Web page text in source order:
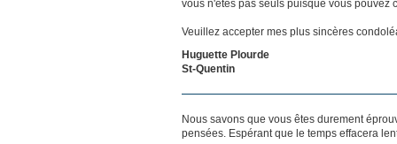
vous n'êtes pas seuls puisque vous pouvez
Veuillez accepter mes plus sincères
Huguette Plourde
St-Quentin
Nous savons que vous êtes durement
pensées. Espérant que le temps effacera